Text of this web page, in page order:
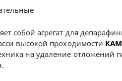
собой агрегат для
высокой проходимости
на удаление отложений